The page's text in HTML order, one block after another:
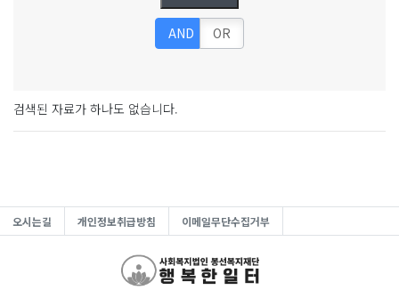
AND OR
검색된 자료가 하나도 없습니다.
오시는길 개인정보취급방침 이메일무단수집거부